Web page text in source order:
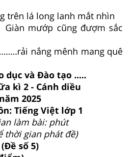
lá long lanh mắt nhìn
cũng đượm sắc
mênh mang quê
dục và Đào tạo .....
kì 2 - Cánh diều
năm 2025
Tiếng Việt lớp 1
làm bài: phút
thời gian phát đề)
(Đề số 5)